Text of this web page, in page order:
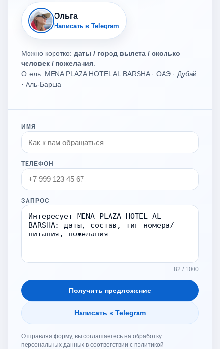
Ольга
Написать в Telegram
Можно коротко: даты / город вылета / сколько
человек / пожелания
Отель: MENA PLAZA HOTEL AL BARSHA · ОАЭ · Дубай
· Аль-Барша
ИМЯ
ТЕЛЕФОН
ЗАПРОС
82 / 1000
Получить предложение
Написать в Telegram
Отправляя форму, вы соглашаетесь на обработку
персональных данных в соответствии с политикой